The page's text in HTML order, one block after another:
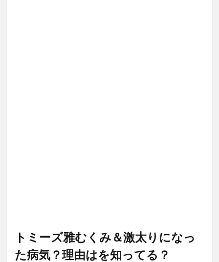
トミーズ雅むくみ＆激太りになっ
た病気？理由はを知ってる？